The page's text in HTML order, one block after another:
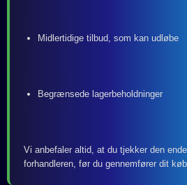
Midlertidige tilbud, som kan udløbe
Begrænsede lagerbeholdninger
Vi anbefaler altid, at du tjekker den
forhandleren, før du gennemfører dit